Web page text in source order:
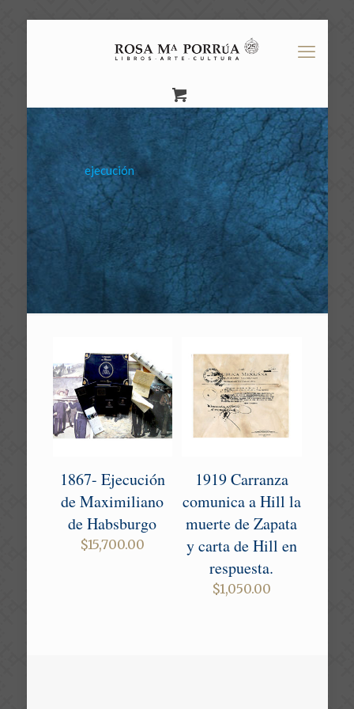
ejecución
1867- Ejecución
de Maximiliano
de Habsburgo
$15,700.00
1919 Carranza
comunica a Hill la
muerte de Zapata
y carta de Hill en
respuesta.
$1,050.00